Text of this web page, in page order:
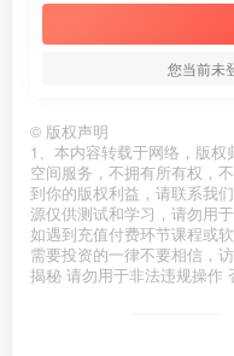
您当前未
© 版权声明
1、本内容转载于网络，版
空间服务，不拥有所有权，
到你的版权利益，请联系我
源仅供测试和学习，请勿用
如遇到充值付费环节课程或
需要投资的一律不要相信，
揭秘 请勿用于非法违规操作